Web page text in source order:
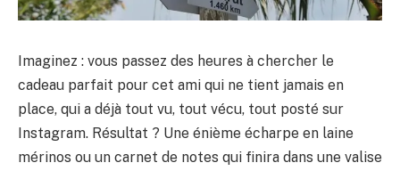
Imaginez : vous passez des heures à chercher le
cadeau parfait pour cet ami qui ne tient jamais en
place, qui a déjà tout vu, tout vécu, tout posté sur
Instagram. Résultat ? Une énième écharpe en laine
mérinos ou un carnet de notes qui finira dans une valise